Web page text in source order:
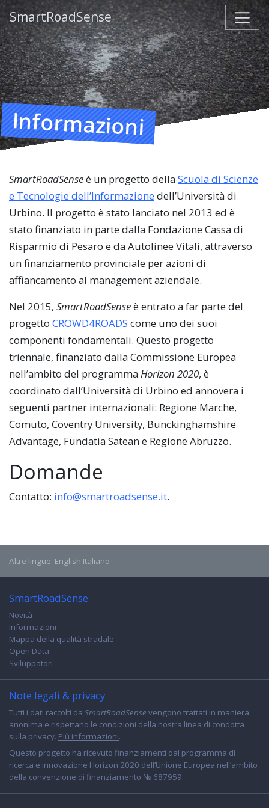
SmartRoadSense
Informazioni
SmartRoadSenseè un progetto dellaScuola di Scienze
e Tecnologie dell’Informazione dell’Università di
Urbino. Il progetto è stato lanciato nel 2013 ed è
stato finanziato in parte dalla Fondazione Cassa di
Risparmio di Pesaro e da Autolinee Vitali, attraverso
un finanziamento provinciale per azioni di
affiancamento al management aziendale.
Nel 2015, SmartRoadSenseè entrato a far parte del
progetto CROWD4ROADS come uno dei suoi
componenti fondamentali. Questo progetto
triennale, finanziato dalla Commissione Europea
nell’ambito del programma Horizon 2020, è
coordinato dall’Università di Urbino ed annovera i
seguenti partner internazionali: Regione Marche,
Comuto, Coventry University, Bunckinghamshire
Advantage, Fundatia Satean e Regione Abruzzo.
Domande
Contatto: info@smartroadsense.it.
Altre lingue: English Italiano
SmartRoadSense
Novità
Informazioni
Mappa della qualità stradale
Open Data
Sviluppatori
Note legali & privacy
Tutti i dati raccolti da SmartRoadSense vengono trattati in maniera
anonima e rispettano le condizioni della nostra linea di condotta
sulla privacy. Più informazioni.
Questo progetto ha ricevuto finanziamenti dal programma di
ricerca e innovazione Horizon 2020 dell’Unione Europea nell’ambito
della convenzione di finanziamento № 687959.